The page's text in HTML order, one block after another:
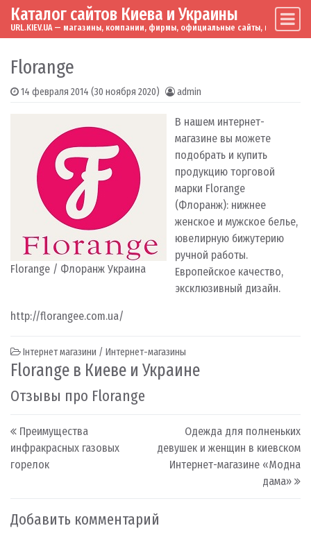
Skip to content
Main Navigation
Каталог сайтов Киева и Украины
URL.KIEV.UA — магазины, компании, фирмы, официальные сайты, мировые
Florange
14 февраля 2014 (30 ноября 2020) admin
Florange / Флоранж Украина
В нашем интернет-
магазине вы можете
подобрать и купить
продукцию торговой
марки Florange
(Флоранж): нижнее
женское и мужское белье,
ювелирную бижутерию
ручной работы.
Европейское качество,
эксклюзивный дизайн.
http://florangee.com.ua/
Інтернет магазини / Интернет-магазины
Florange в Киеве и Украине
Отзывы про Florange
Post navigation
Преимущества
инфракрасных газовых
горелок
Одежда для полненьких
девушек и женщин в киевском
Интернет-магазине «Модна
дама»
Добавить комментарий